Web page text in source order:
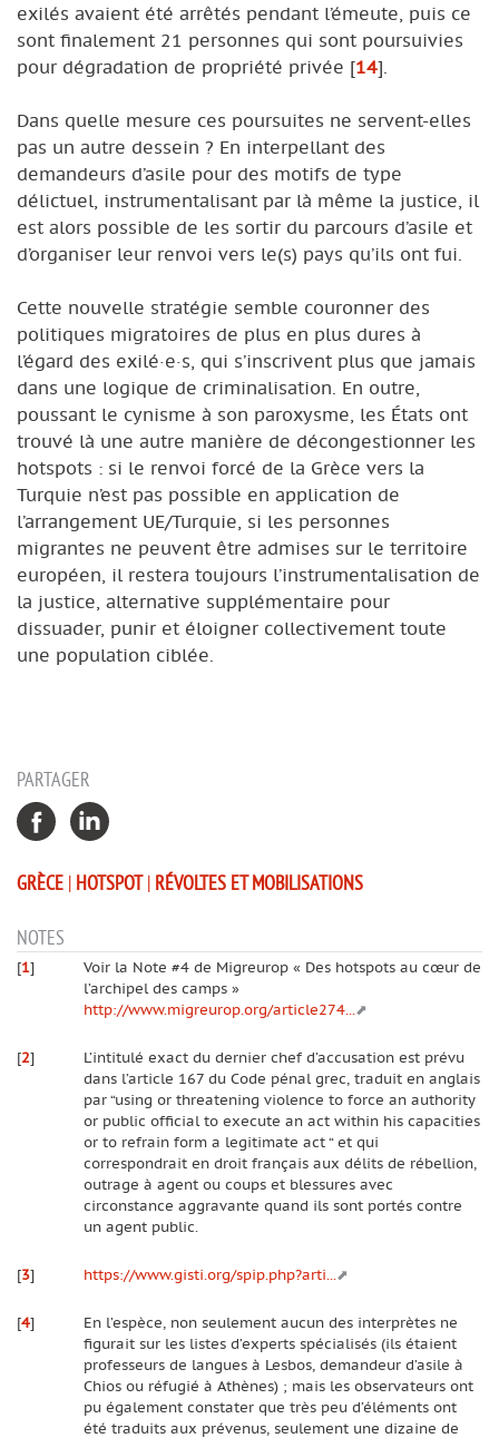
exilés avaient été arrêtés pendant l’émeute, puis ce
sont finalement 21 personnes qui sont poursuivies
pour dégradation de propriété privée [14]
Dans quelle mesure ces poursuites ne servent-elles
pas un autre dessein ? En interpellant des
demandeurs d’asile pour des motifs de type
délictuel, instrumentalisant par là même la justice, il
est alors possible de les sortir du parcours d’asile et
d’organiser leur renvoi vers le(s) pays qu’ils ont fui.
Cette nouvelle stratégie semble couronner des
politiques migratoires de plus en plus dures à
l’égard des exilé·e·s, qui s’inscrivent plus que jamais
dans une logique de criminalisation. En outre,
poussant le cynisme à son paroxysme, les États ont
trouvé là une autre manière de décongestionner les
hotspots : si le renvoi forcé de la Grèce vers la
Turquie n’est pas possible en application de
l’arrangement UE/Turquie, si les personnes
migrantes ne peuvent être admises sur le territoire
européen, il restera toujours l’instrumentalisation de
la justice, alternative supplémentaire pour
dissuader, punir et éloigner collectivement toute
une population ciblée.
PARTAGER
GRÈCE | HOTSPOT | RÉVOLTES ET MOBILISATIONS
NOTES
[1]
Voir la Note #4 de Migreurop « Des hotspots au cœur de
l’archipel des camps »
http://www.migreurop.org/article274...
[2]
L’intitulé exact du dernier chef d’accusation est prévu
dans l’article 167 du Code pénal grec, traduit en anglais
par “using or threatening violence to force an authority
or public official to execute an act within his capacities
or to refrain form a legitimate act “ et qui
correspondrait en droit français aux délits de rébellion,
outrage à agent ou coups et blessures avec
circonstance aggravante quand ils sont portés contre
un agent public.
[3] https://www.gisti.org/spip.php?arti...
[4]
En l’espèce, non seulement aucun des interprètes ne
figurait sur les listes d’experts spécialisés (ils étaient
professeurs de langues à Lesbos, demandeur d’asile à
Chios ou réfugié à Athènes) ; mais les observateurs ont
pu également constater que très peu d’éléments ont
été traduits aux prévenus, seulement une dizaine de